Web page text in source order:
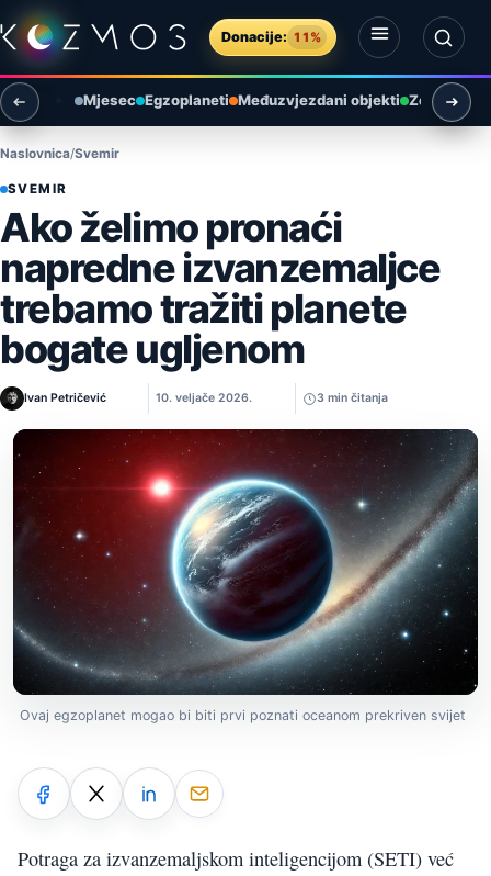
Preskoči na sadržaj
Donacije: 11%
Otvori izbornik
Otvori pretragu
Mjesec Egzoplaneti Međuzvjezdani objekti Zemlja i
Naslovnica Svemir
SVEMIR
Ako želimo pronaći
napredne izvanzemaljce
trebamo tražiti planete
bogate ugljenom
Ivan Petričević 10. veljače 2026. 3 min čitanja
Ovaj egzoplanet mogao bi biti prvi poznati oceanom prekriven svijet
Potraga za izvanzemaljskom inteligencijom (SETI) već